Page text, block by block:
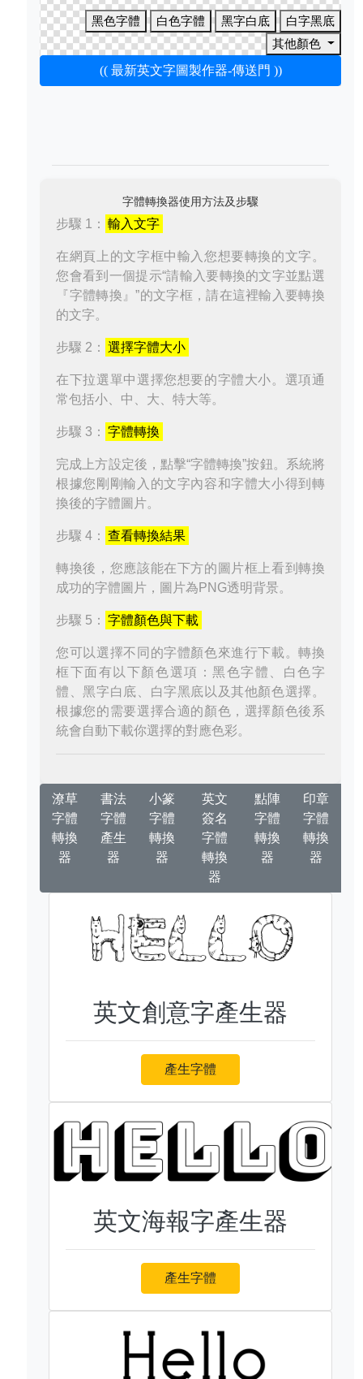
黑色字體 白色字體 黑字白底
白字黑底
其他顏色
(( 最新英文字圖製作器-傳送門 ))
字體轉換器使用方法及步驟
步驟 1： 輸入文字
在網頁上的文字框中輸入您想要轉換的文字。
您會看到一個提示“請輸入要轉換的文字並點選
『字體轉換』”的文字框，請在這裡輸入要轉換
的文字。
步驟 2： 選擇字體大小
在下拉選單中選擇您想要的字體大小。選項通
常包括小、中、大、特大等。
步驟 3： 字體轉換
完成上方設定後，點擊“字體轉換”按鈕。系統將
根據您剛剛輸入的文字內容和字體大小得到轉
換後的字體圖片。
步驟 4： 查看轉換結果
轉換後，您應該能在下方的圖片框上看到轉換
成功的字體圖片，圖片為PNG透明背景。
步驟 5： 字體顏色與下載
您可以選擇不同的字體顏色來進行下載。轉換
框下面有以下顏色選項：黑色字體、白色字
體、黑字白底、白字黑底以及其他顏色選擇。
根據您的需要選擇合適的顏色，選擇顏色後系
統會自動下載你選擇的對應色彩。
潦草
字體
轉換
器
書法
字體
產生
器
小篆
字體
轉換
器
英文
簽名
字體
轉換
器
點陣
字體
轉換
器
印章
字體
轉換
器
英文創意字產生器
產生字體
英文海報字產生器
產生字體